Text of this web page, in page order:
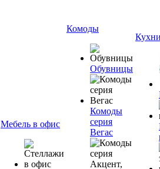
Мебель в офис
Комоды
Обувницы
Комоды
серия
Вегас